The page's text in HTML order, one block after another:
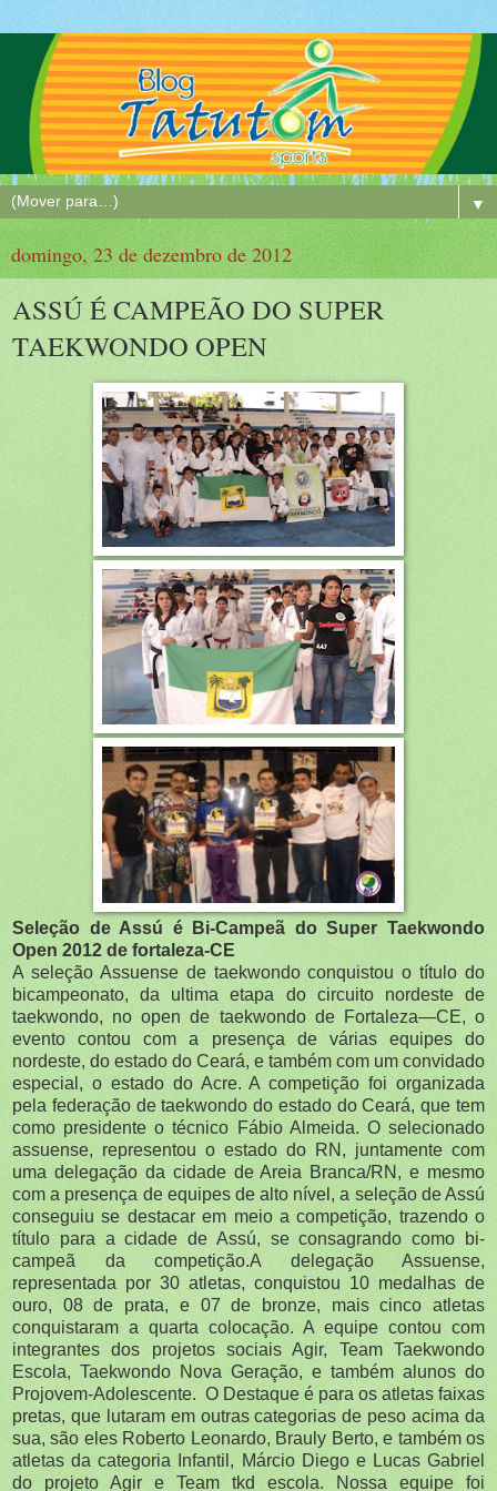
▼
domingo, 23 de dezembro de 2012
ASSÚ É CAMPEÃO DO SUPER
TAEKWONDO OPEN
Seleção de Assú é Bi-Campeã do Super Taekwondo
Open 2012 de fortaleza-CE
A seleção Assuense de taekwondo conquistou o título do
bicampeonato, da ultima etapa do circuito nordeste de
taekwondo, no open de taekwondo de Fortaleza—CE, o
evento contou com a presença de várias equipes do
nordeste, do estado do Ceará, e também com um convidado
especial, o estado do Acre. A competição foi organizada
pela federação de taekwondo do estado do Ceará, que tem
como presidente o técnico Fábio Almeida. O selecionado
assuense, representou o estado do RN, juntamente com
uma delegação da cidade de Areia Branca/RN, e mesmo
com a presença de equipes de alto nível, a seleção de Assú
conseguiu se destacar em meio a competição, trazendo o
título para a cidade de Assú, se consagrando como bi-
campeã da competição.A delegação Assuense,
representada por 30 atletas, conquistou 10 medalhas de
ouro, 08 de prata, e 07 de bronze, mais cinco atletas
conquistaram a quarta colocação. A equipe contou com
integrantes dos projetos sociais Agir, Team Taekwondo
Escola, Taekwondo Nova Geração, e também alunos do
Projovem-Adolescente. O Destaque é para os atletas faixas
pretas, que lutaram em outras categorias de peso acima da
sua, são eles Roberto Leonardo, Brauly Berto, e também os
atletas da categoria Infantil, Márcio Diego e Lucas Gabriel
do projeto Agir e Team tkd escola. Nossa equipe foi